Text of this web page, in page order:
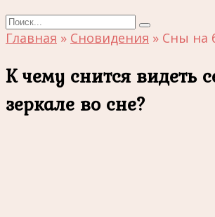
Search
for:
Главная » Сновидения » Сны на
К чему снится видеть
зеркале во сне?